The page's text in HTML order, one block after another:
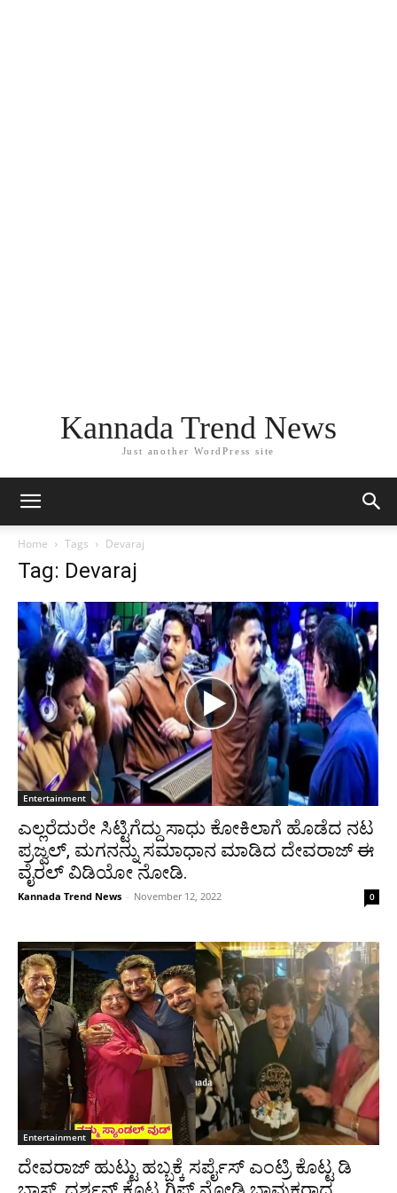
Kannada Trend News
Just another WordPress site
Home Tags Devaraj
Tag: Devaraj
Entertainment
ಎಲ್ಲರೆದುರೇ ಸಿಟ್ಟಿಗೆದ್ದು ಸಾಧು ಕೋಕಿಲಾಗೆ ಹೊಡೆದ ನಟ
ಪ್ರಜ್ವಲ್, ಮಗನನ್ನು ಸಮಾಧಾನ ಮಾಡಿದ ದೇವರಾಜ್ ಈ
ವೈರಲ್ ವಿಡಿಯೋ ನೋಡಿ.
Kannada Trend News - November 12, 2022 0
Entertainment
ದೇವರಾಜ್ ಹುಟ್ಟು ಹಬ್ಬಕ್ಕೆ ಸರ್ಪೈಸ್ ಎಂಟ್ರಿ ಕೊಟ್ಟ ಡಿ